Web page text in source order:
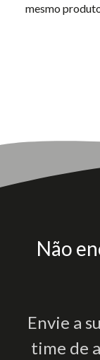
mesmo
Não
Envie a
time de